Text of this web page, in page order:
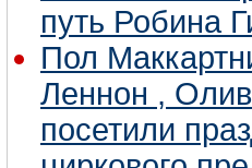
путь Робина
Пол
Леннон ,
посетили